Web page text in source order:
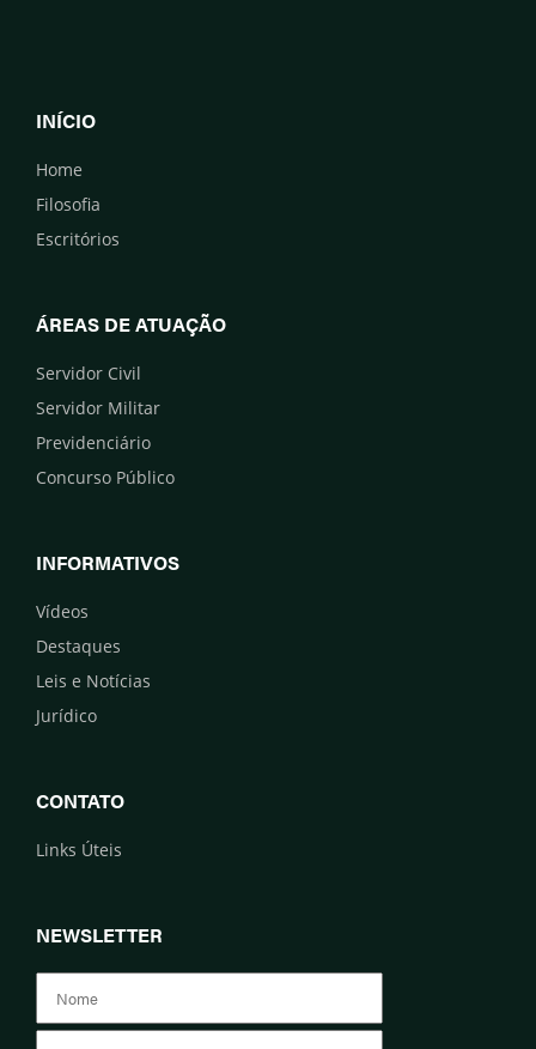
INÍCIO
Home
Filosofia
Escritórios
ÁREAS DE ATUAÇÃO
Servidor Civil
Servidor Militar
Previdenciário
Concurso Público
INFORMATIVOS
Vídeos
Destaques
Leis e Notícias
Jurídico
CONTATO
Links Úteis
NEWSLETTER